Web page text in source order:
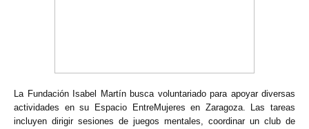
La Fundación Isabel Martín busca voluntariado para apoyar diversas
actividades en su Espacio EntreMujeres en Zaragoza. Las tareas
incluyen dirigir sesiones de juegos mentales, coordinar un club de